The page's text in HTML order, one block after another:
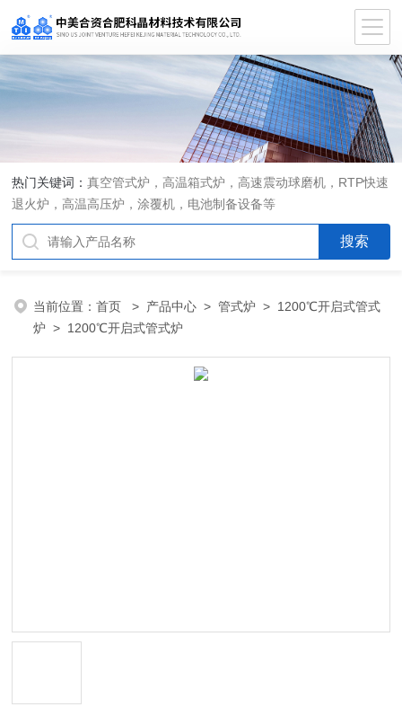
热门关键词：真空管式炉，高温箱式炉，高速震动球磨机，RTP快速
退火炉，高温高压炉，涂覆机，电池制备设备等
当前位置：首页 > 产品中心 >管式炉 > 1200℃开启式管式
炉 > 1200℃开启式管式炉